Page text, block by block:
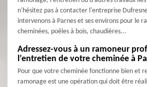
n'hésitez pas à contacter l'entreprise
intervenons à Parnes et ses environs pour le
cheminées, poêles à bois, chaudières...
Adressez-vous à un ramoneur
l’entretien de votre cheminée à
Pour que votre cheminée fonctionne bien et
ramonage est une opération qui doit être